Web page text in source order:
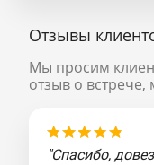
Отзывы
Мы просим
отзыв о
"Спасибо,